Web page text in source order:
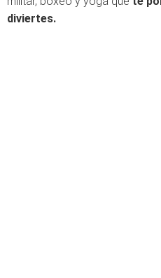
diviertes.